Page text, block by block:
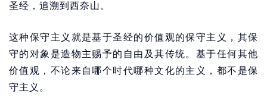
圣经，追溯到西奈山。
这种保守主义就是基于圣经的价值观的保守主义，其保
守的对象是造物主赐予的自由及其传统。基于任何其他
价值观，不论来自哪个时代哪种文化的主义，都不是保
守主义。